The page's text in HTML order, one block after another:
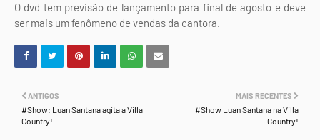
O dvd tem previsão de lançamento para final de agosto e deve
ser mais um fenômeno de vendas da cantora.
MAIS RECENTES
#Show Luan Santana na Villa
Country!
ANTIGOS
#Show: Luan Santana agita a Villa
Country!